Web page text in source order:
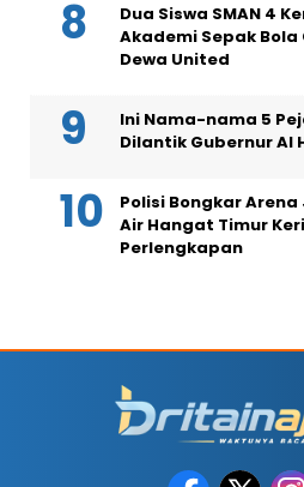
Dua Siswa SMAN 4
Akademi Sepak
Dewa United
Ini Nama-nama 5
Dilantik Gubernur Al
Polisi Bongkar
Air Hangat Timur
Perlengkapan